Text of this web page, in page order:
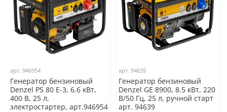
арт.946954
Генератор бензиновый
Denzel PS 80 E-3, 6.6 кВт,
400 В, 25 л,
электростартер, арт.946954
арт.94639
Генератор бензиновый
Denzel GE 8900, 8.5 кВт, 220
В/50 Гц, 25 л, ручной старт
арт. 94639